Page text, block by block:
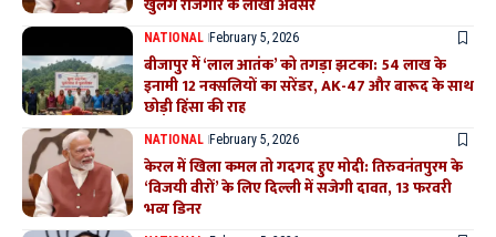
NATIONAL February 5, 2026
बीजापुर में ‘लाल आतंक’ को तगड़ा झटका: 54 लाख के
इनामी 12 नक्सलियों का सरेंडर, AK-47 और बारूद के साथ
छोड़ी हिंसा की राह
NATIONAL February 5, 2026
केरल में खिला कमल तो गदगद हुए मोदी: तिरुवनंतपुरम के
‘विजयी वीरों’ के लिए दिल्ली में सजेगी दावत, 13 फरवरी
भव्य डिनर